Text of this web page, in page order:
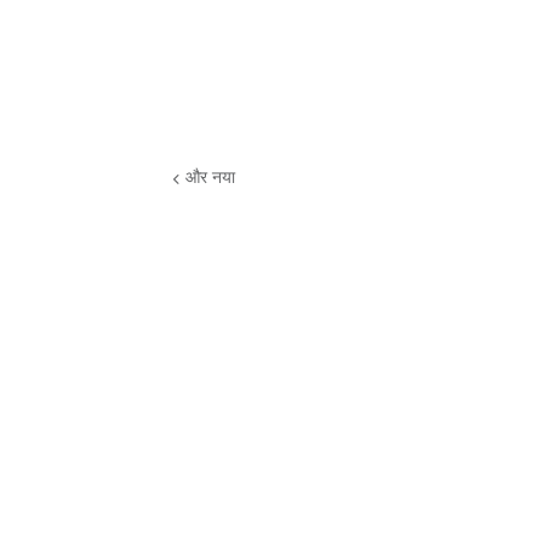
और नया